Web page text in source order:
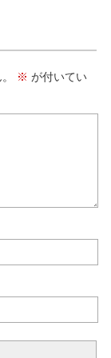
※ が付いてい